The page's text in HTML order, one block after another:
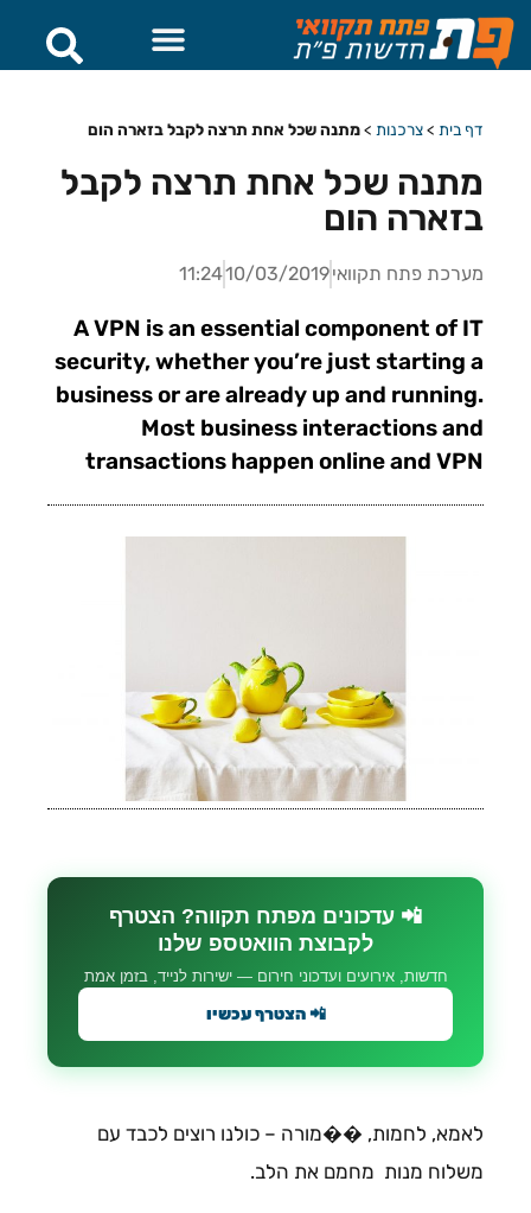
דף בית >צרכנות >מתנה שכל אחת תרצה לקבל בזארה הום
מתנה שכל אחת תרצה לקבל
בזארה הום
מערכת פתח תקוואי10/03/2019
11:24
A VPN is an essential component of IT
security, whether you’re just starting a
business or are already up and running.
Most business interactions and
transactions happen online and VPN
📲 עדכונים מפתח תקווה? הצטרף
לקבוצת הוואטספ שלנו
חדשות, אירועים ועדכוני חירום — ישירות לנייד, בזמן אמת
📲 הצטרף עכשיו
לאמא, לחמות, ��מורה – כולנו רוצים לכבד עם
משלוח מנות מחמם את הלב.